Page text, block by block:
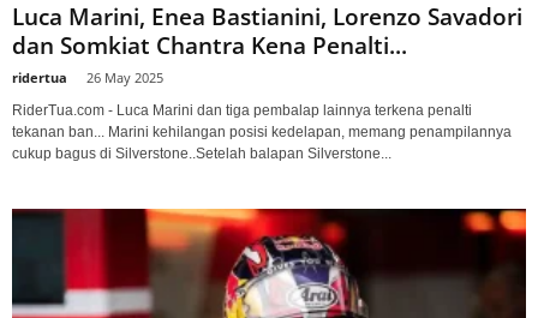
Luca Marini, Enea Bastianini, Lorenzo Savadori
dan Somkiat Chantra Kena Penalti...
ridertua 26 May 2025
RiderTua.com - Luca Marini dan tiga pembalap lainnya terkena penalti
tekanan ban... Marini kehilangan posisi kedelapan, memang penampilannya
cukup bagus di Silverstone..Setelah balapan Silverstone...